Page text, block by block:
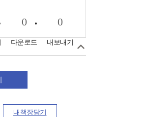
0
다운로드
0
내보내기
내책장담기